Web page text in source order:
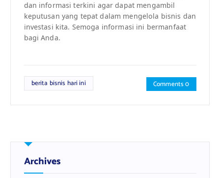
dan informasi terkini agar dapat mengambil
keputusan yang tepat dalam mengelola bisnis dan
investasi kita. Semoga informasi ini bermanfaat
bagi Anda.
berita bisnis hari ini Comments 0
Archives